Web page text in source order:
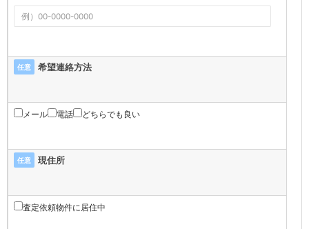
任意 希望連絡方法
メール 電話 どちらでも良い
任意 現住所
査定依頼物件に居住中